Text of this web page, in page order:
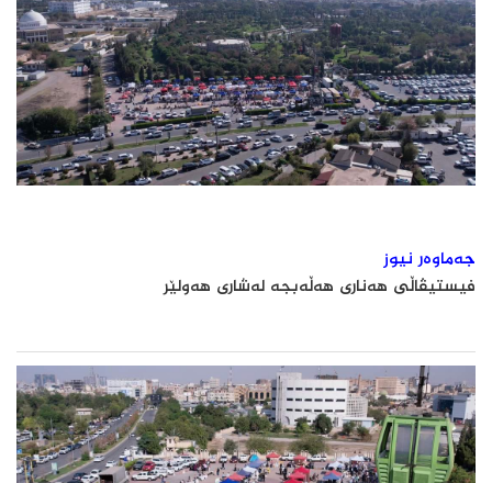
جەماوەر نیوز
فیستیڤاڵی هەناری هەڵەبجە لەشاری هەولێر